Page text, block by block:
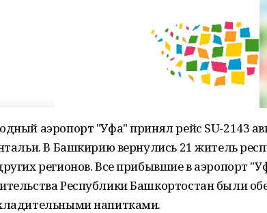
аэропорт "Уфа" принял рейс SU-2143
В Башкирию вернулись 21 житель
регионов. Все прибывшие в аэропорт
Республики Башкортостан были
напитками.